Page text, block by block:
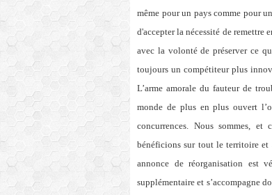
même pour un pays comme pour
d'accepter la nécessité de remettre
avec la volonté de préserver ce
toujours un compétiteur plus
L’arme amorale du fauteur de
monde de plus en plus ouvert
concurrences. Nous sommes,
bénéficions sur tout le territoire et
annonce de réorganisation est
supplémentaire et s’accompagne